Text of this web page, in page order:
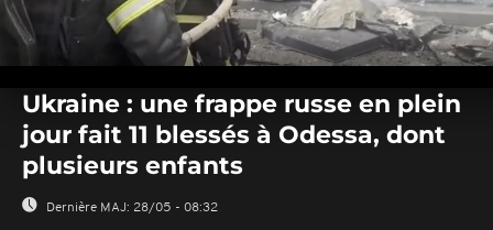
seconds
seconds
Ukraine : une frappe russe en plein
jour fait 11 blessés à Odessa, dont
plusieurs enfants
Dernière MAJ: 28/05 - 08:32